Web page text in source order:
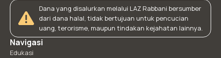
Dana yang disalurkan melalui LAZ Rabbani bersumber
dari dana halal, tidak bertujuan untuk pencucian
uang, terorisme, maupun tindakan kejahatan lainnya.
Navigasi
Edukasi